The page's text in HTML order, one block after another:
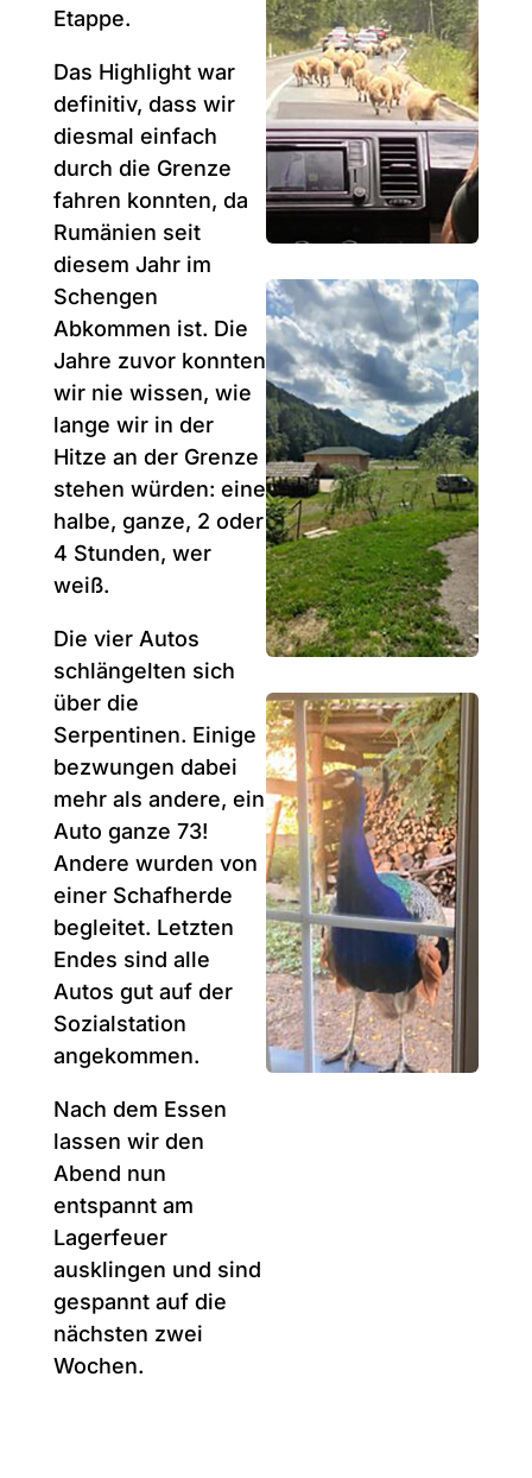
Etappe.
Das Highlight war
definitiv, dass wir
diesmal einfach
durch die Grenze
fahren konnten, da
Rumänien seit
diesem Jahr im
Schengen
Abkommen ist. Die
Jahre zuvor konnten
wir nie wissen, wie
lange wir in der
Hitze an der Grenze
stehen würden: eine
halbe, ganze, 2 oder
4 Stunden, wer
weiß.
Die vier Autos
schlängelten sich
über die
Serpentinen. Einige
bezwungen dabei
mehr als andere, ein
Auto ganze 73!
Andere wurden von
einer Schafherde
begleitet. Letzten
Endes sind alle
Autos gut auf der
Sozialstation
angekommen.
Nach dem Essen
lassen wir den
Abend nun
entspannt am
Lagerfeuer
ausklingen und sind
gespannt auf die
nächsten zwei
Wochen.